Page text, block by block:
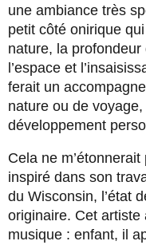
une ambiance très
petit côté onirique
nature, la profondeur
l’espace et
ferait un
nature ou de
développement
Cela ne
inspiré dans son
du Wisconsin, l’état
originaire. Cet
musique : enfant, il